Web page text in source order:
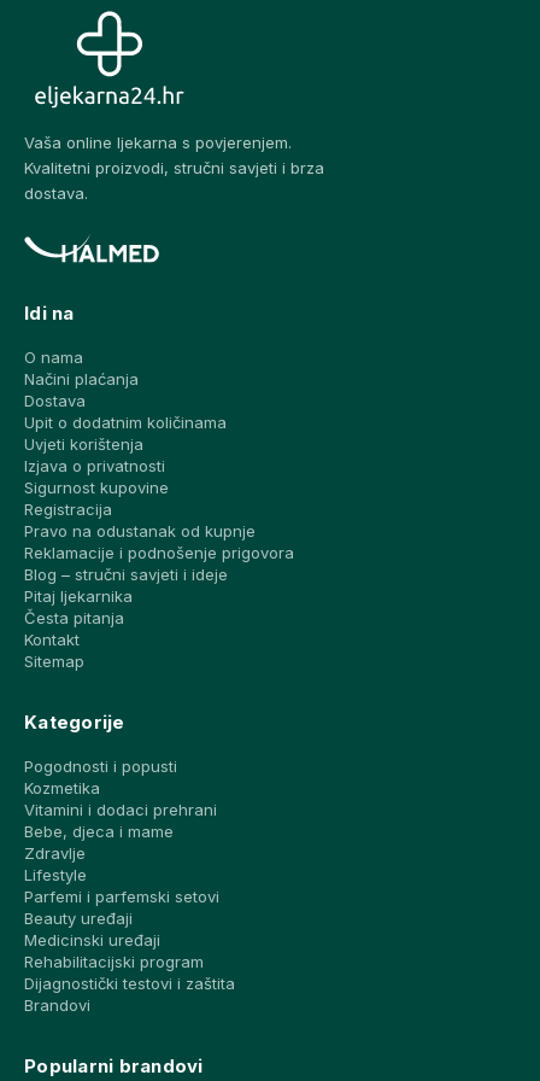
Vaša online ljekarna s povjerenjem.
Kvalitetni proizvodi, stručni savjeti i brza
dostava.
Idi na
O nama
Načini plaćanja
Dostava
Upit o dodatnim količinama
Uvjeti korištenja
Izjava o privatnosti
Sigurnost kupovine
Registracija
Pravo na odustanak od kupnje
Reklamacije i podnošenje prigovora
Blog – stručni savjeti i ideje
Pitaj ljekarnika
Česta pitanja
Kontakt
Sitemap
Kategorije
Pogodnosti i popusti
Kozmetika
Vitamini i dodaci prehrani
Bebe, djeca i mame
Zdravlje
Lifestyle
Parfemi i parfemski setovi
Beauty uređaji
Medicinski uređaji
Rehabilitacijski program
Dijagnostički testovi i zaštita
Brandovi
Popularni brandovi